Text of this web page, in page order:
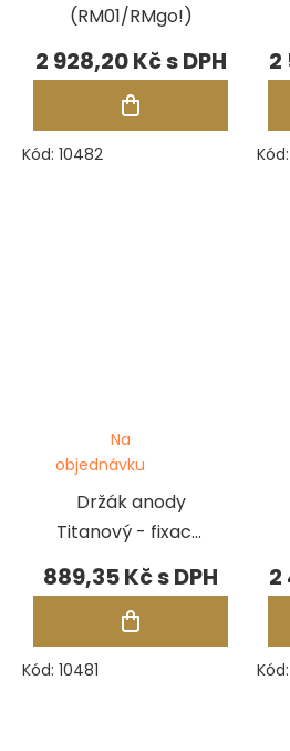
(RM01/RMgo!)
2 928,20 Kč
Kód: 10482
2
Kód:
Držák anody
Titanový - fixace,
80x20 mm se
šroubem
Na
objednávku
889,35 Kč
Kód: 10481
2
Kód: